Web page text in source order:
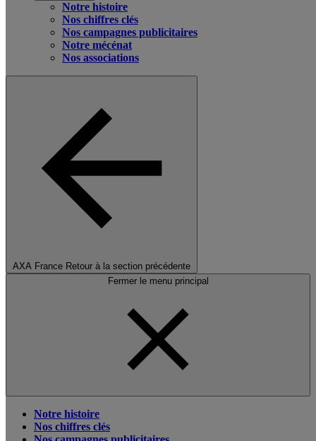
Notre histoire
Nos chiffres clés
Nos campagnes publicitaires
Notre mécénat
Nos associations
AXA France Retour à la section précédente
Fermer le menu principal
Notre histoire
Nos chiffres clés